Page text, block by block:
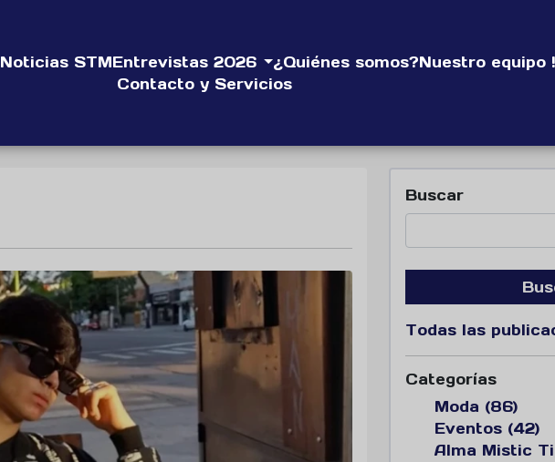
Noticias STMEntrevistas 2026 ¿Quiénes somos?Nuestro equipo
Contacto y Servicios
Buscar
Todas las
Categorías
Moda (86)
Eventos (42)
Alma Mistic